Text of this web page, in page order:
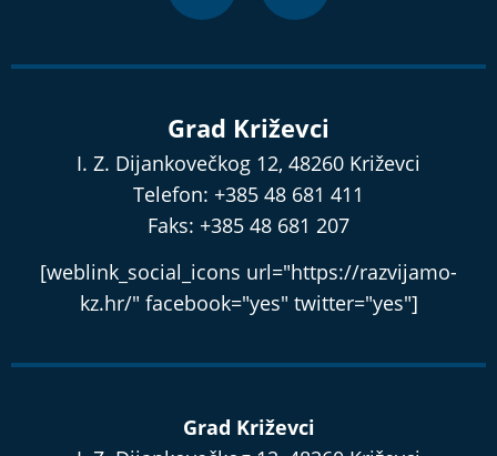
Grad Križevci
I. Z. Dijankovečkog 12, 48260 Križevci
Telefon: +385 48 681 411
Faks: +385 48 681 207
[weblink_social_icons url="https://razvijamo-
kz.hr/" facebook="yes" twitter="yes"]
Grad Križevci